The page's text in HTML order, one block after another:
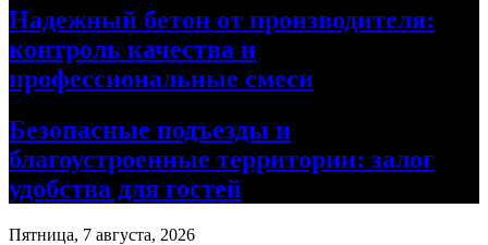
Надежный бетон от производителя:
контроль качества и
профессиональные смеси
Безопасные подъезды и
благоустроенные территории: залог
удобства для гостей
Пятница, 7 августа, 2026